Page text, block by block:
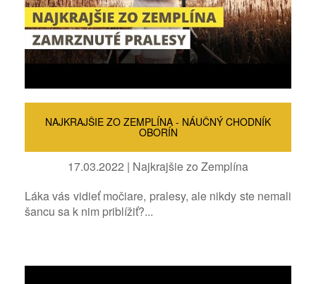
NAJKRAJŠIE ZO ZEMPLÍNA - NÁUČNÝ CHODNÍK
OBORÍN
17.03.2022 | Najkrajšie zo Zemplína
Láka vás vidieť močiare, pralesy, ale nikdy ste nemali
šancu sa k nim priblížiť?...